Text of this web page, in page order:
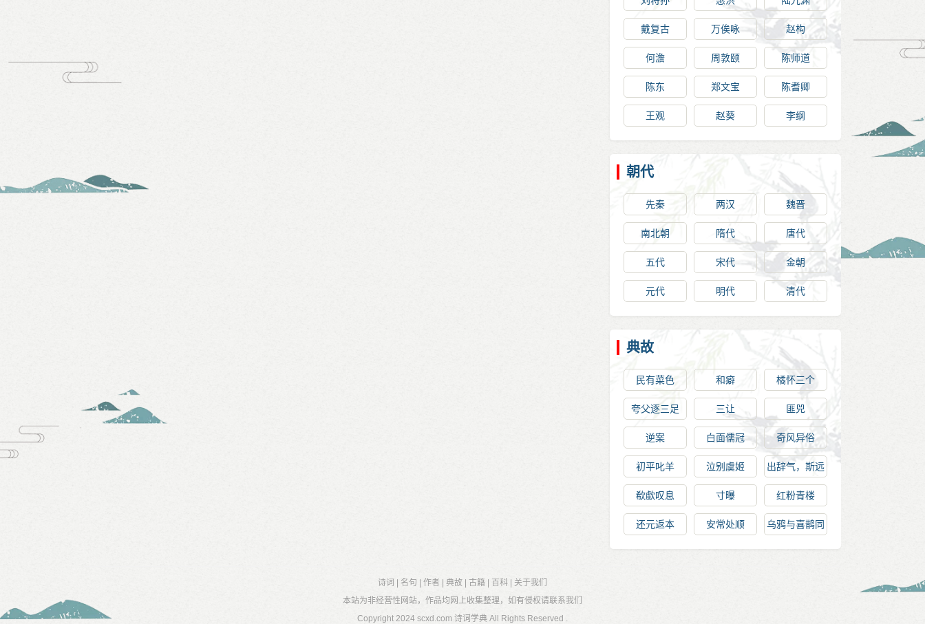
戴复古 万俟咏 赵构
何澹 周敦颐 陈师道
陈东 郑文宝 陈耆卿
王观 赵葵 李纲
朝代
先秦 两汉 魏晋
南北朝 隋代 唐代
五代 宋代 金朝
元代 明代 清代
典故
民有菜色 和癖 橘怀三个
夸父逐三足 三让 匪兕
逆案 白面儒冠 奇风异俗
初平叱羊 泣别虞姬
出辞气，斯远
鄙倍矣
欷歔叹息 寸曝 红粉青楼
还元返本 安常处顺
乌鸦与喜鹊同
诗词 名句 作者 典故 古籍 百科
关于我们
本站为非经营性网站，作品均网上收集整理，如有侵权请联系我们
Copyright 2024 scxd.com 诗词学典 All Rights Reserved .